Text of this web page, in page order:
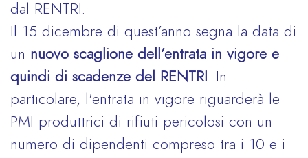
dal RENTRI.
Il 15 dicembre di quest’anno segna la data di
un nuovo scaglione dell’entrata in vigore e
quindi di scadenze del RENTRI
. In
particolare, l'entrata in vigore riguarderà le
PMI produttrici di rifiuti pericolosi con un
numero di dipendenti compreso tra i 10 e i